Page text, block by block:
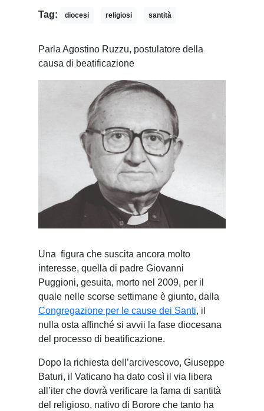
Tag: diocesi religiosi santità
Parla Agostino Ruzzu, postulatore della
causa di beatificazione
Una figura che suscita ancora molto
interesse, quella di padre Giovanni
Puggioni, gesuita, morto nel 2009, per il
quale nelle scorse settimane è giunto, dalla
Congregazione per le cause dei Santi, il
nulla osta affinché si avvii la fase diocesana
del processo di beatificazione.
Dopo la richiesta dell’arcivescovo, Giuseppe
Baturi, il Vaticano ha dato così il via libera
all’iter che dovrà verificare la fama di santità
del religioso, nativo di Borore che tanto ha